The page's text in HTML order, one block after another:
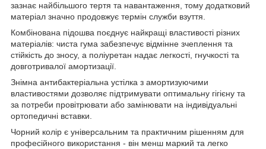
зазнає найбільшого тертя та навантаження, тому додатковий
матеріал значно продовжує термін служби взуття.
Комбінована підошва поєднує найкращі властивості різних
матеріалів: чиста гума забезпечує відмінне зчеплення та
стійкість до зносу, а поліуретан надає легкості, гнучкості та
довготривалої амортизації.
Знімна антибактеріальна устілка з амортизуючими
властивостями дозволяє підтримувати оптимальну гігієну та
за потреби провітрювати або замінювати на індивідуальні
ортопедичні вставки.
Чорний колір є універсальним та практичним рішенням для
професійного використання - він менш маркий та легко